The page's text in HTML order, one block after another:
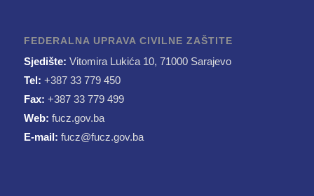
FEDERALNA UPRAVA CIVILNE ZAŠTITE
Sjedište: Vitomira Lukića 10, 71000 Sarajevo
Tel: +387 33 779 450
Fax: +387 33 779 499
Web: fucz.gov.ba
E-mail: fucz@fucz.gov.ba